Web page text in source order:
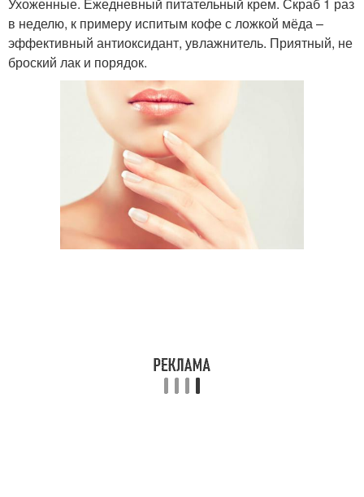
в неделю, к примеру испитым кофе с ложкой мёда –
эффективный антиоксидант, увлажнитель. Приятный, не
броский лак и порядок.